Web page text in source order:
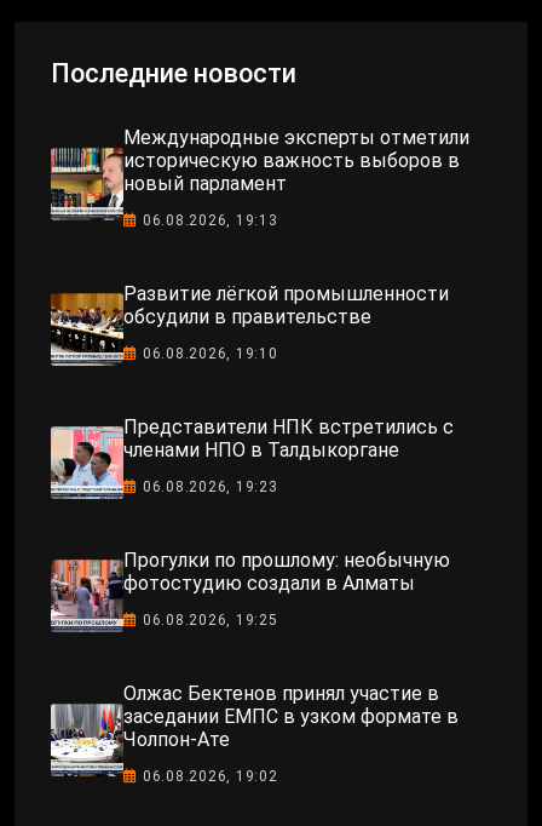
Последние новости
Международные эксперты отметили
историческую важность выборов в
новый парламент
06.08.2026, 19:13
Развитие лёгкой промышленности
обсудили в правительстве
06.08.2026, 19:10
Представители НПК встретились с
членами НПО в Талдыкоргане
06.08.2026, 19:23
Прогулки по прошлому: необычную
фотостудию создали в Алматы
06.08.2026, 19:25
Олжас Бектенов принял участие в
заседании ЕМПС в узком формате в
Чолпон-Ате
06.08.2026, 19:02